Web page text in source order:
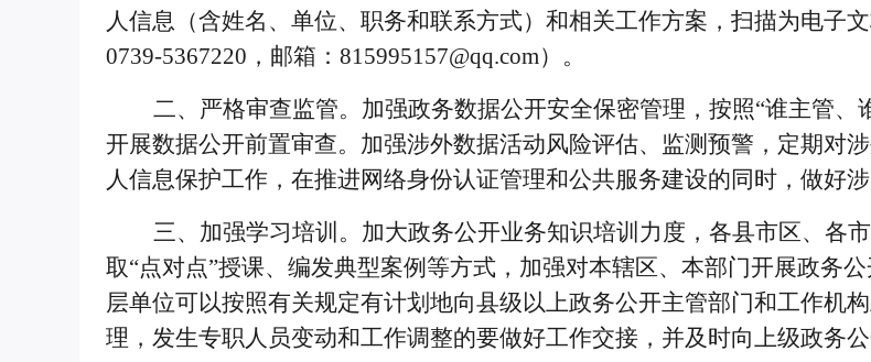
人信息（含姓名、单位、职务和联系方式）和相关工作方案，扫描为电子
0739-5367220 ，邮箱： 815995157@qq.com）。
二、严格审查监管。 加强政务数据公开安全保密管理，按照“谁主管
开展数据公开前置审查。加强涉外数据活动风险评估、监测预警，定期对
人信息保护工作，在推进网络身份认证管理和公共服务建设的同时，做好
三、加强学习培训。 加大政务公开业务知识培训力度，各县市区、各
取“点对点”授课、编发典型案例等方式，加强对本辖区、本部门开展政务
层单位可以按照有关规定有计划地向县级以上政务公开主管部门和工作机
理，发生专职人员变动和工作调整的要做好工作交接，并及时向上级政务公